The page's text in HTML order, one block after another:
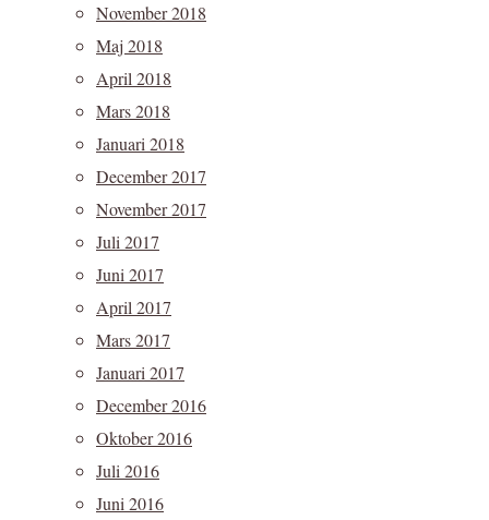
November 2018
Maj 2018
April 2018
Mars 2018
Januari 2018
December 2017
November 2017
Juli 2017
Juni 2017
April 2017
Mars 2017
Januari 2017
December 2016
Oktober 2016
Juli 2016
Juni 2016